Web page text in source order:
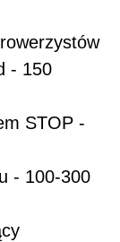
- 150
STOP -
- 100-300